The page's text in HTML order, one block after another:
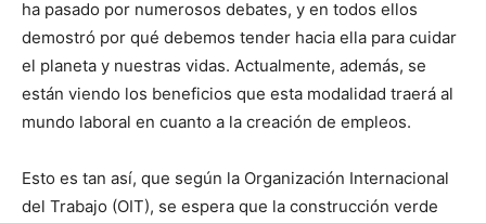
ha pasado por numerosos debates, y en todos ellos
demostró por qué debemos tender hacia ella para cuidar
el planeta y nuestras vidas. Actualmente, además, se
están viendo los beneficios que esta modalidad traerá al
mundo laboral en cuanto a la creación de empleos.
Esto es tan así, que según la Organización Internacional
del Trabajo (OIT), se espera que la construcción verde